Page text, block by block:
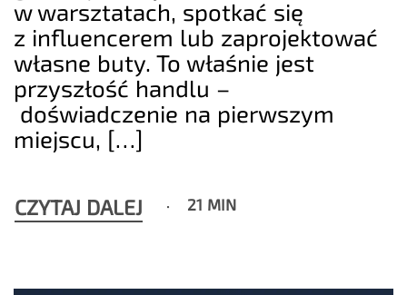
w warsztatach, spotkać się
z influencerem lub zaprojektować
własne buty. To właśnie jest
przyszłość handlu –
doświadczenie na pierwszym
miejscu, […]
CZYTAJ DALEJ 21 MIN